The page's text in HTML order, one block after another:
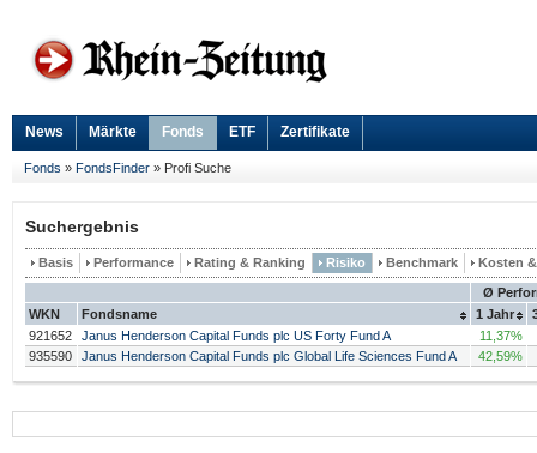
News Märkte Fonds ETF Zertifikate
Fonds » FondsFinder » Profi Suche
Suchergebnis
Basis Performance Rating & Ranking Risiko Benchmark Kosten
Ø
WKN
Fondsname 1 Jahr
921652
Janus Henderson Capital Funds plc US Forty Fund A
11,37%
935590
Janus Henderson Capital Funds plc Global Life Sciences Fund A 42,59%